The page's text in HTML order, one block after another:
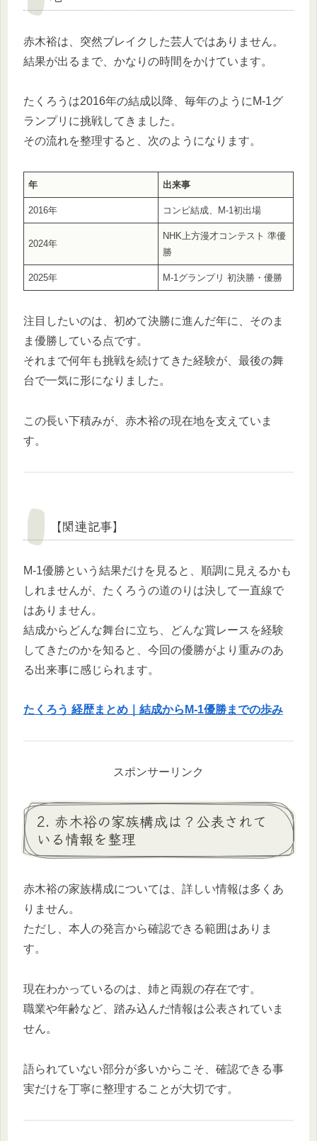
赤木裕は、突然ブレイクした芸人ではありません。
結果が出るまで、かなりの時間をかけています。
たくろうは2016年の結成以降、毎年のようにM-1グ
ランプリに挑戦してきました。
その流れを整理すると、次のようになります。
年 出来事
2016年 コンビ結成、M-1初出場
2024年
NHK上方漫才コンテスト 準優
勝
2025年 M-1グランプリ 初決勝・優勝
注目したいのは、初めて決勝に進んだ年に、そのま
ま優勝している点です。
それまで何年も挑戦を続けてきた経験が、最後の舞
台で一気に形になりました。
この長い下積みが、赤木裕の現在地を支えていま
す。
【関連記事】
M-1優勝という結果だけを見ると、順調に見えるかも
しれませんが、たくろうの道のりは決して一直線で
はありません。
結成からどんな舞台に立ち、どんな賞レースを経験
してきたのかを知ると、今回の優勝がより重みのあ
る出来事に感じられます。
たくろう 経歴まとめ｜結成からM-1優勝までの歩み
スポンサーリンク
2. 赤木裕の家族構成は？公表されて
いる情報を整理
赤木裕の家族構成については、詳しい情報は多くあ
りません。
ただし、本人の発言から確認できる範囲はありま
す。
現在わかっているのは、姉と両親の存在です。
職業や年齢など、踏み込んだ情報は公表されていま
せん。
語られていない部分が多いからこそ、確認できる事
実だけを丁寧に整理することが大切です。